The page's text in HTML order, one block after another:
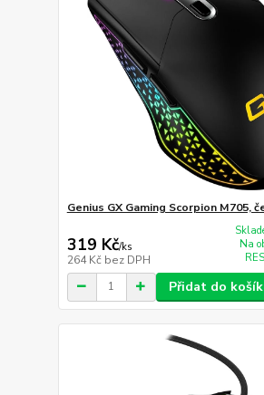
Genius GX Gaming Scorpion M705,
319 Kč/ks
264 Kč bez DPH
Na
Přidat do